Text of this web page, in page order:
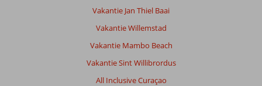
Vakantie Jan Thiel Baai
Vakantie Willemstad
Vakantie Mambo Beach
Vakantie Sint Willibrordus
All Inclusive Curaçao